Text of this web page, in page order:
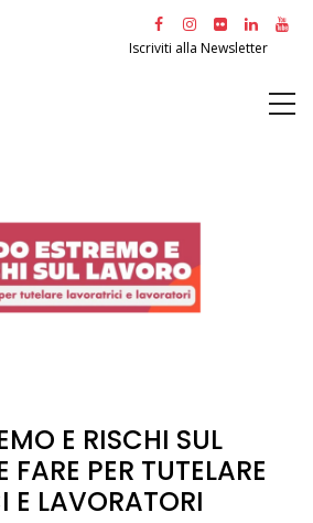
Iscriviti alla Newsletter
E RISCHI SUL
PER TUTELARE
E LAVORATORI